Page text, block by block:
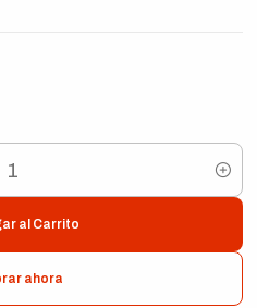
al Carrito
ahora